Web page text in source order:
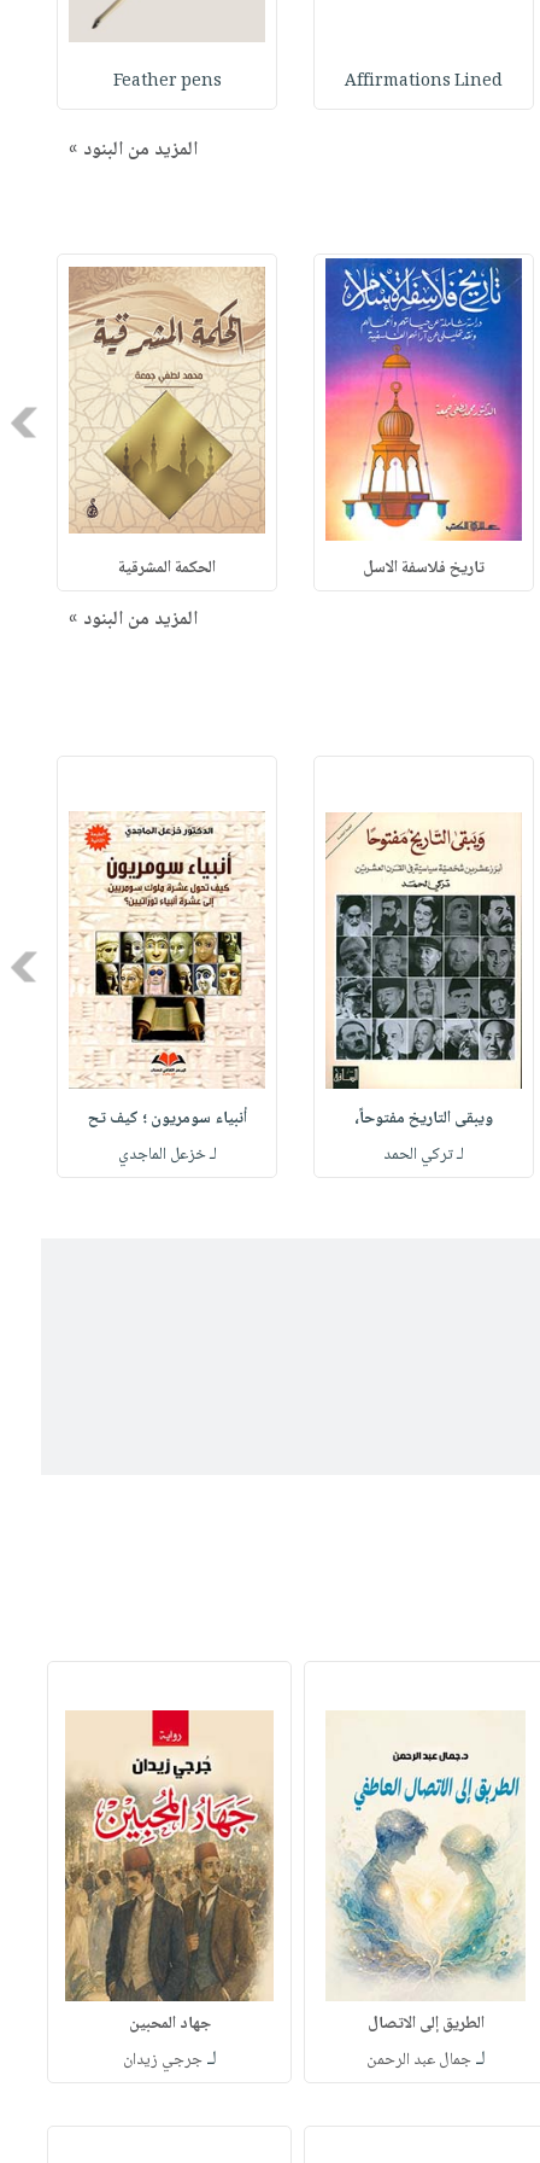
Affirmations Lined
Feather pens
المزيد من البنود »
تاريخ فلاسفة الاسل الحكمة المشرقية
المزيد من البنود »
ويبقى التاريخ مفتوحاً،
لـ تركي الحمد
أنبياء سومريون ؛ كيف تح
لـ خزعل الماجدي
الطريق إلى الاتصال
لـجمال عبد الرحمن
جهاد المحبين
لـجرجي زيدان